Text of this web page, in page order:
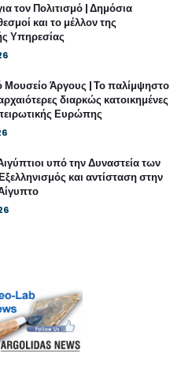
τον Πολιτισμό | Δημόσια
και το μέλλον της
Υπηρεσίας
Μουσείο Άργους | Το παλίμψηστο
διαρκώς κατοικημένες
Ευρώπης
υπό την Δυναστεία των
και αντίσταση στην